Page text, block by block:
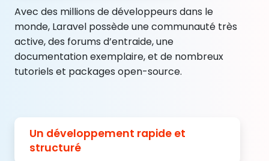
Un développement rapide et
structuré
Avec des millions de développeurs dans le
monde, Laravel possède une communauté très
active, des forums d’entraide, une
documentation exemplaire, et de nombreux
tutoriels et packages open-source.